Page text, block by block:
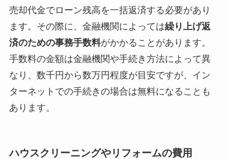
売却代金でローン残高を一括返済する必要があり
ます。その際に、金融機関によっては繰り上げ返
済のための事務手数料がかかることがあります。
手数料の金額は金融機関や手続き方法によって異
なり、数千円から数万円程度が目安ですが、イン
ターネットでの手続きの場合は無料になることも
あります。
ハウスクリーニングやリフォームの費用